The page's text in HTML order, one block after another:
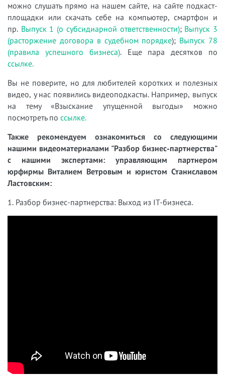
можно слушать прямо на нашем сайте, на сайте подкаст-
площадки или скачать себе на компьютер, смартфон и
пр. Выпуск 1 (о субсидиарной ответственности); Выпуск 3
(расторжение договора в судебном порядке); Выпуск 78
(правила успешного бизнеса). Еще пара десятков по
ссылке.
Вы не поверите, но для любителей коротких и полезных
видео, у нас появились видеоподкасты. Например, выпуск
на тему «Взыскание упущенной выгоды» можно
посмотреть по ссылке.
Также рекомендуем ознакомиться со следующими
нашими видеоматериалами "Разбор бизнес-партнерства"
с нашими экспертами: управляющим партнером
юрфирмы Виталием Ветровым и юристом Станиславом
Ластовским:
1. Разбор бизнес-партнерства: Выход из IT-бизнеса.